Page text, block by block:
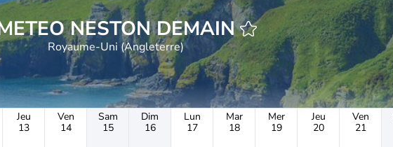
METEO NESTON DEMAIN
Royaume-Uni (Angleterre)
Jeu
13
Ven
14
Sam
15
Dim
16
Lun
17
Mar
18
Mer
19
Jeu
20
Ven
21